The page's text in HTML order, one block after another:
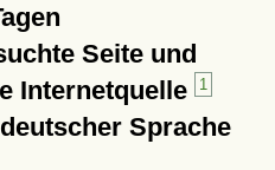
Seite und
Internetquelle
1
Sprache